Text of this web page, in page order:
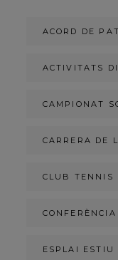
ACORD DE
ACTIVITATS
CAMPIONAT
CARRERA DE
CLUB TENNIS
CONFERÈNCIA
ESPLAI ESTIU